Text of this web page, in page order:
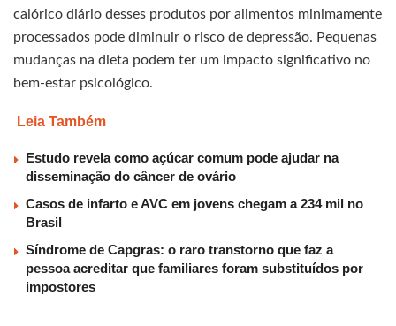
calórico diário desses produtos por alimentos minimamente
processados pode diminuir o risco de depressão. Pequenas
mudanças na dieta podem ter um impacto significativo no
bem-estar psicológico.
Leia Também
Estudo revela como açúcar comum pode ajudar na
disseminação do câncer de ovário
Casos de infarto e AVC em jovens chegam a 234 mil no
Brasil
Síndrome de Capgras: o raro transtorno que faz a
pessoa acreditar que familiares foram substituídos por
impostores